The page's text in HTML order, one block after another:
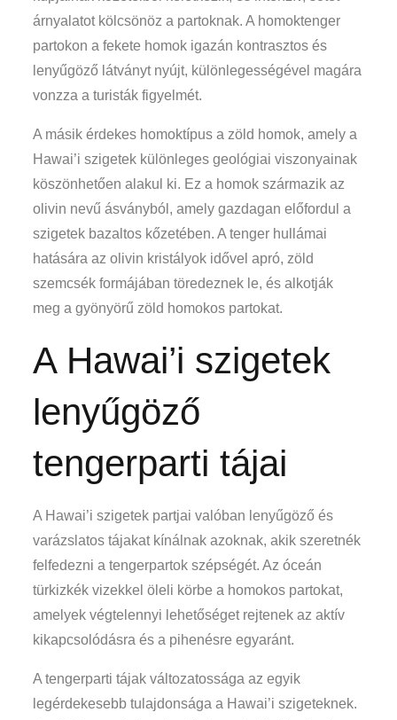
árnyalatot kölcsönöz a partoknak. A homoktenger
partokon a fekete homok igazán kontrasztos és
lenyűgöző látványt nyújt, különlegességével magára
vonzza a turisták figyelmét.
A másik érdekes homoktípus a zöld homok, amely a
Hawai’i szigetek különleges geológiai viszonyainak
köszönhetően alakul ki. Ez a homok származik az
olivin nevű ásványból, amely gazdagan előfordul a
szigetek bazaltos kőzetében. A tenger hullámai
hatására az olivin kristályok idővel apró, zöld
szemcsék formájában töredeznek le, és alkotják
meg a gyönyörű zöld homokos partokat.
A Hawai’i szigetek
lenyűgöző
tengerparti tájai
A Hawai’i szigetek partjai valóban lenyűgöző és
varázslatos tájakat kínálnak azoknak, akik szeretnék
felfedezni a tengerpartok szépségét. Az óceán
türkizkék vizekkel öleli körbe a homokos partokat,
amelyek végtelennyi lehetőséget rejtenek az aktív
kikapcsolódásra és a pihenésre egyaránt.
A tengerparti tájak változatossága az egyik
legérdekesebb tulajdonsága a Hawai’i szigeteknek.